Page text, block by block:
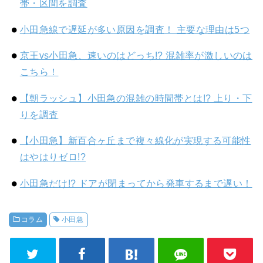
帯・区間を調査
小田急線で遅延が多い原因を調査！ 主要な理由は5つ
京王vs小田急、速いのはどっち!? 混雑率が激しいのは
こちら！
【朝ラッシュ】小田急の混雑の時間帯とは!? 上り・下
りを調査
【小田急】新百合ヶ丘まで複々線化が実現する可能性
はやはりゼロ!?
小田急だけ!? ドアが閉まってから発車するまで遅い！
コラム 小田急